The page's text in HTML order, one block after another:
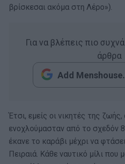
βρίσκεσαι ακόμα στη Λέρο»).
Για να βλέπεις πιο
άρθρα
Add
Έτσι, εμείς οι νικητές της
ενοχλούμασταν από το σχεδόν
έκανε το καράβι μέχρι να
Πειραιά. Κάθε ναυτικό μίλι που